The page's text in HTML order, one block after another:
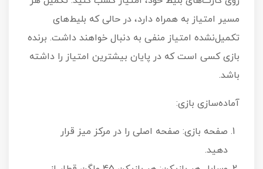
مسیر امتیاز به همراه دارد، در حالی که بلیط‌های
تکمیل‌نشده امتیاز منفی به دنبال خواهند داشت. برنده
بازی کسی است که در پایان بیشترین امتیاز را داشته
باشد.
آماده‌سازی بازی:
صفحه بازی: صفحه اصلی را در مرکز میز قرار
دهید.